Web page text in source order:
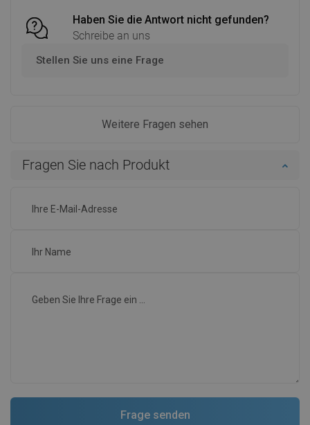
Haben Sie die Antwort nicht gefunden?
Schreibe an uns
Stellen Sie uns eine Frage
Weitere Fragen sehen
Fragen Sie nach Produkt